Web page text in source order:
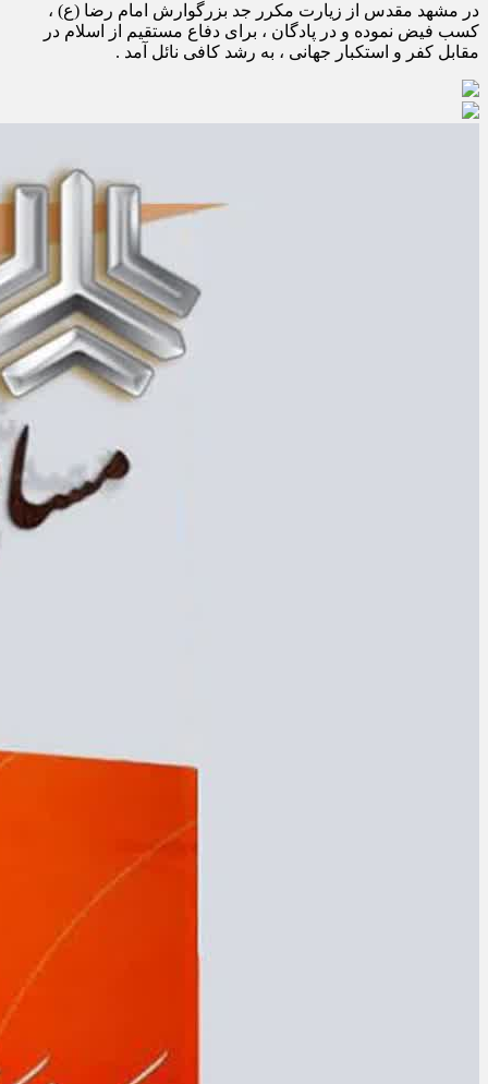
در مشهد مقدس از زیارت مکرر جد بزرگوارش امام رضا (ع) ،
کسب فیض نموده و در پادگان ، برای دفاع مستقیم از اسلام در
مقابل کفر و استکبار جهانی ، به رشد کافی نائل آمد .